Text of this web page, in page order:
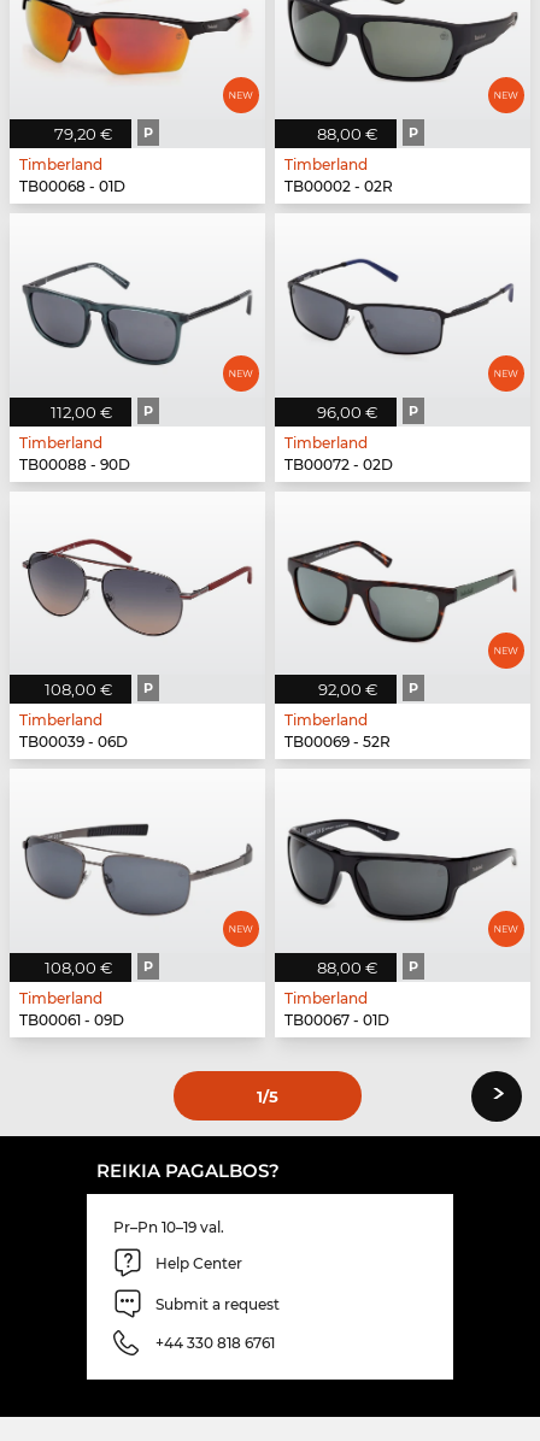
79,20 € P
Timberland
TB00068 - 01D
88,00 € P
Timberland
TB00002 - 02R
112,00 € P
Timberland
TB00088 - 90D
96,00 € P
Timberland
TB00072 - 02D
108,00 € P
Timberland
TB00039 - 06D
92,00 € P
Timberland
TB00069 - 52R
108,00 € P
Timberland
TB00061 - 09D
88,00 € P
Timberland
TB00067 - 01D
1/5 ›
REIKIA PAGALBOS?
Pr–Pn 10–19 val.
Help Center
Submit a request
+44 330 818 6761